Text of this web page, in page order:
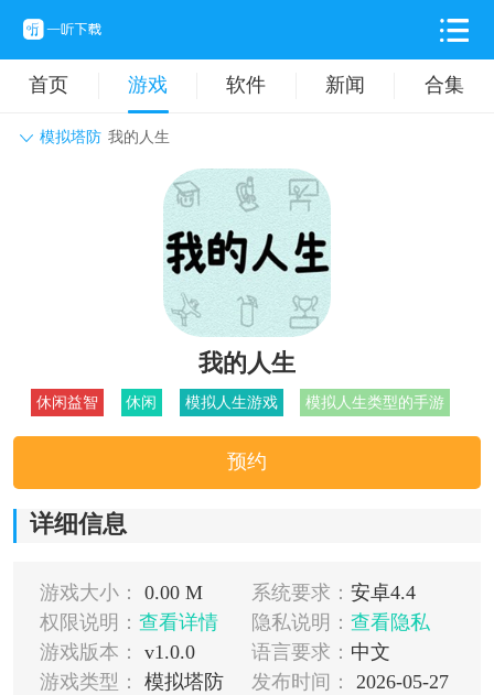
首页 游戏 软件 新闻 合集
模拟塔防 我的人生
动作格斗 休闲益智
卡牌对战 音乐舞蹈
挂机养成
我的人生
休闲益智 休闲 模拟人生游戏 模拟人生类型的手游
预约
详细信息
游戏大小： 0.00 M 系统要求： 安卓4.4
权限说明： 查看详情 隐私说明： 查看隐私
游戏版本：
v1.0.0 语言要求： 中文
游戏类型：
模拟塔防 发布时间：
2026-05-27